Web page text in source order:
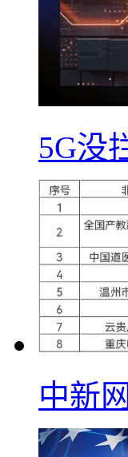
5G没
中新